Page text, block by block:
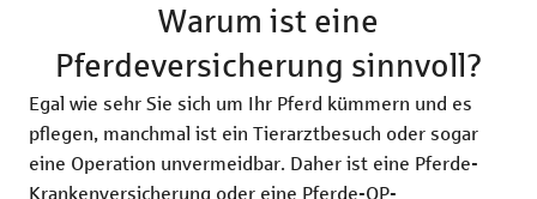
Warum ist eine
Pferdeversicherung sinnvoll?
Egal wie sehr Sie sich um Ihr Pferd kümmern und es
pflegen, manchmal ist ein Tierarztbesuch oder sogar
eine Operation unvermeidbar. Daher ist eine Pferde-
Krankenversicherung oder eine Pferde-OP-